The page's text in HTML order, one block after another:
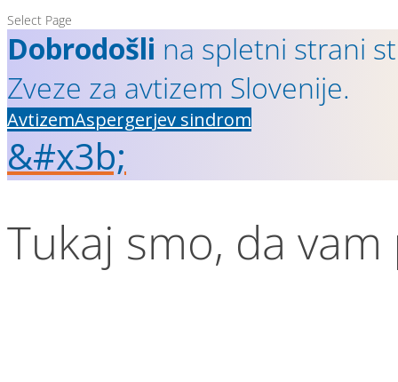
Select Page
Dobrodošli na spletni strani
Zveze za avtizem Slovenije.
AvtizemAspergerjev sindrom
&#x3b;
Tukaj smo, da vam